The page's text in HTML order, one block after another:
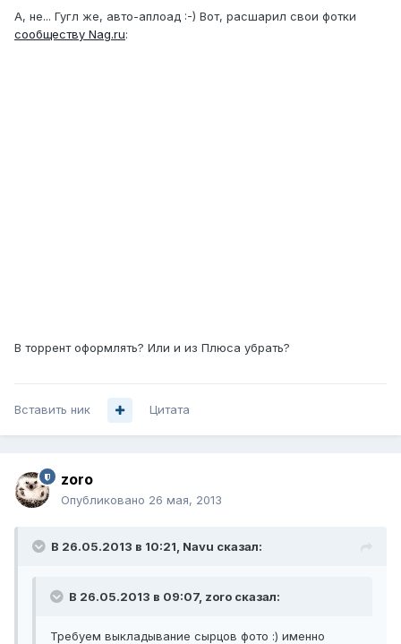
А, не... Гугл же, авто-аплоад :-) Вот, расшарил свои фотки
сообществу Nag.ru:
В торрент оформлять? Или и из Плюса убрать?
Вставить ник Цитата
zoro
Опубликовано 26 мая, 2013
В 26.05.2013 в 10:21, Navu сказал:
В 26.05.2013 в 09:07, zoro сказал:
Требуем выкладывание сырцов фото :) именно